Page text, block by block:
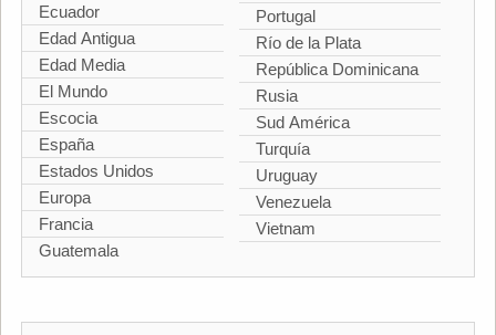
Ecuador
Edad Antigua
Edad Media
El Mundo
Escocia
España
Estados Unidos
Europa
Francia
Guatemala
Portugal
Río de la Plata
República Dominicana
Rusia
Sud América
Turquía
Uruguay
Venezuela
Vietnam